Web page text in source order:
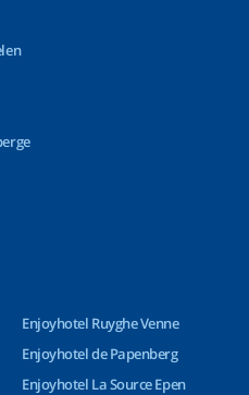
Enjoyhotel Ruyghe Venne
Enjoyhotel de Papenberg
Enjoyhotel La Source Epen